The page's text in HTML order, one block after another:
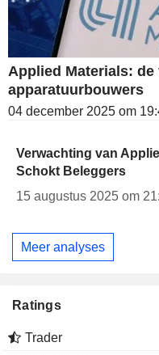
Applied Materials:
apparatuurbouwers
04 december 2025 om
Verwachting van
Schokt Beleggers
15 augustus 2025 om
Meer analyses
Ratings
Trader